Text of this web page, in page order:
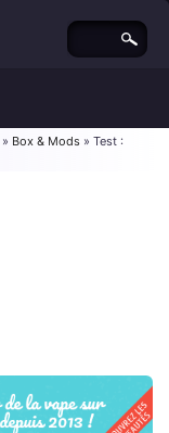
» Box & Mods » Test :